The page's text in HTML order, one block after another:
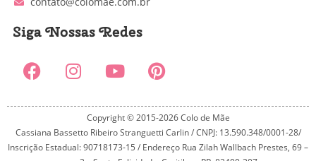
Siga Nossas Redes
Copyright © 2015-2026 Colo de Mãe
Cassiana Bassetto Ribeiro Stranguetti Carlin / CNPJ: 13.590.348/0001-28/
Inscrição Estadual: 90718173-15 / Endereço Rua Zilah Wallbach Prestes, 69 –